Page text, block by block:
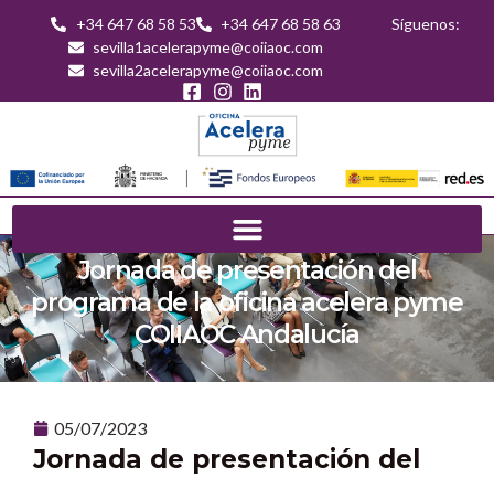
+34 647 68 58 53
+34 647 68 58 63
sevilla1acelerapyme@coiiaoc.com
sevilla2acelerapyme@coiiaoc.com
Síguenos:
Jornada de presentación del
programa de la oficina acelera pyme
COIIAOC Andalucía
05/07/2023
Jornada de presentación del